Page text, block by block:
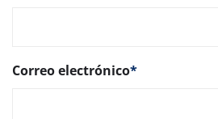
Correo electrónico*